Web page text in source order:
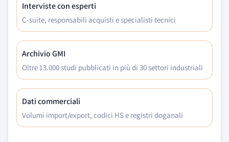
Interviste con esperti
C-suite, responsabili acquisti e specialisti tecnici
Archivio GMI
Oltre 13.000 studi pubblicati in più di 30 settori industriali
Dati commerciali
Volumi import/export, codici HS e registri doganali